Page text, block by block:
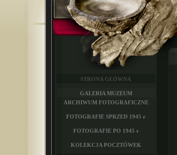
STRONA GŁÓWNA
GALERIA MUZEUM
ARCHIWUM FOTOGRAFICZNE
FOTOGRAFIE SPRZED 1945 r
FOTOGRAFIE PO 1945 r
KOLEKCJA POCZTÓWEK